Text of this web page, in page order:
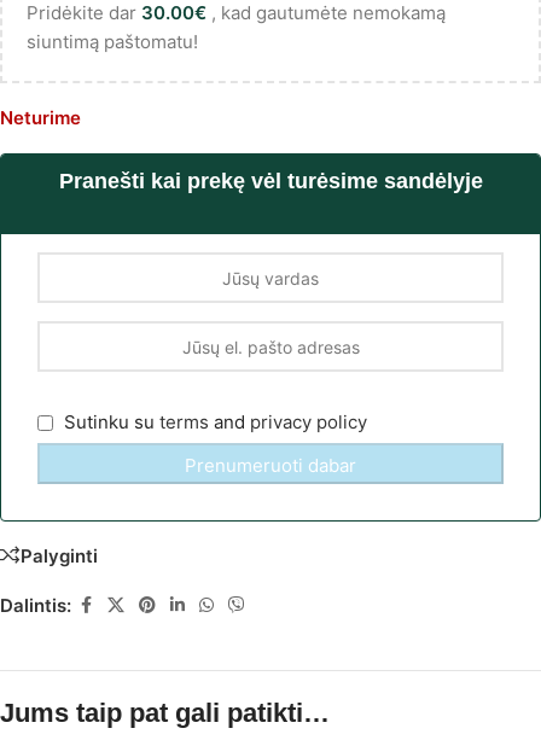
Pridėkite dar 30.00€ , kad gautumėte nemokamą
siuntimą paštomatu!
Neturime
Pranešti kai prekę vėl turėsime sandėlyje
Sutinku su terms and privacy policy
Palyginti
Dalintis:
Jums taip pat gali patikti…